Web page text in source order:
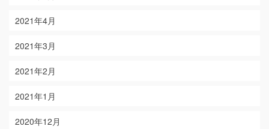
2021年4月
2021年3月
2021年2月
2021年1月
2020年12月